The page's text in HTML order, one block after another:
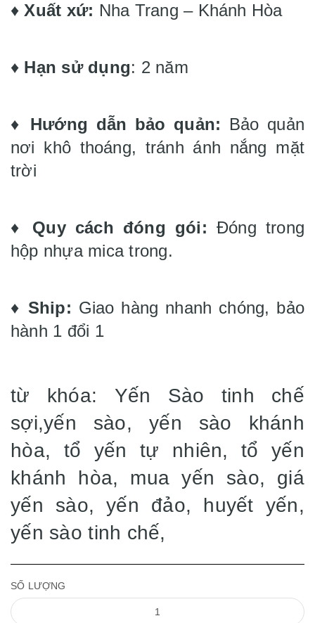
♦️ Xuất xứ: Nha Trang – Khánh Hòa
♦️ Hạn sử dụng: 2 năm
♦️ Hướng dẫn bảo quản: Bảo quản
nơi khô thoáng, tránh ánh nắng mặt
trời
♦️ Quy cách đóng gói: Đóng trong
hộp nhựa mica trong.
♦️ Ship: Giao hàng nhanh chóng, bảo
hành 1 đổi 1
từ khóa: Yến Sào tinh chế
sợi,yến sào, yến sào khánh
hòa, tổ yến tự nhiên, tổ yến
khánh hòa, mua yến sào, giá
yến sào, yến đảo, huyết yến,
yến sào tinh chế,
SỐ LƯỢNG